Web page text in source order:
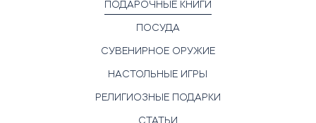
ПОДАРОЧНЫЕ КНИГИ
ПОСУДА
СУВЕНИРНОЕ ОРУЖИЕ
НАСТОЛЬНЫЕ ИГРЫ
РЕЛИГИОЗНЫЕ ПОДАРКИ
СТАТЬИ